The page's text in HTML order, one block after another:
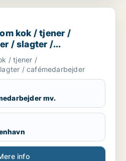
/ tjener / køkkenmedarbejder /
kok / tjener /
/ slagter /
/ tjener /
/ cafémedarbejder
mv.
info